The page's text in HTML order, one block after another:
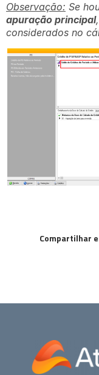
Observação: Se
apuração principal
considerados no
Compartilhar